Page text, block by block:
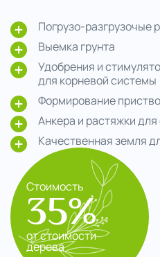
Погрузо-разгрузочые
Выемка грунта
Удобрения и
для корневой системы
Формирование
Анкера и растяжки
Качественная земля
Стоимость
35%
от стоимости
дерева